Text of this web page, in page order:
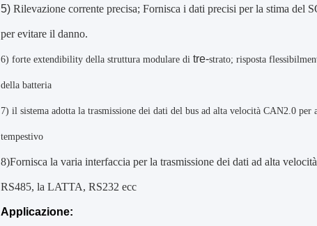
5) Rilevazione corrente precisa; Fornisca i dati precisi per la stima del
per evitare il danno.
6) forte extendibility della struttura modulare di tre-strato; risposta
della batteria
7) il sistema adotta la trasmissione dei dati del bus ad alta velocità CAN2.0 per
tempestivo
8)Fornisca la varia interfaccia per la trasmissione dei dati ad alta
RS485, la LATTA, RS232 ecc
Applicazione: